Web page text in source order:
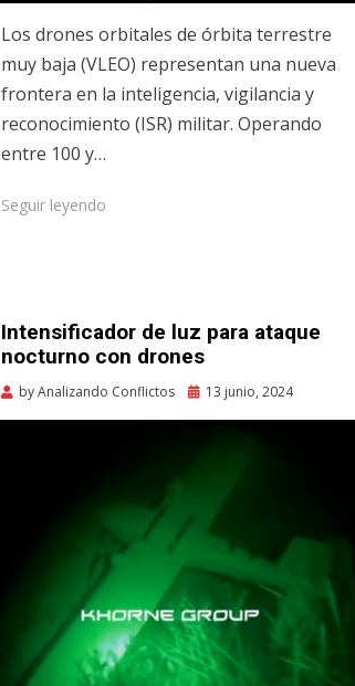
Los drones orbitales de órbita terrestre
muy baja (VLEO) representan una nueva
frontera en la inteligencia, vigilancia y
reconocimiento (ISR) militar. Operando
entre 100 y…
Seguir leyendo
Intensificador de luz para ataque
nocturno con drones
byAnalizando Conflictos
Posted
13 junio, 2024